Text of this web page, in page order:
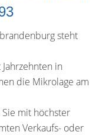
steht
in
die Mikrolage am
mit höchster
Verkaufs- oder